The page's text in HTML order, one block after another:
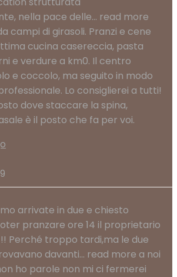
nella pace delle... read more
campi di girasoli. Pranzi e cene
cucina casereccia, pasta
e verdure a km0. Il centro
e coccolo, ma seguito in modo
Lo consiglierei a tutti!
dove staccare la spina,
è il posto che fa per voi.
arrivate in due e chiesto
pranzare ore 14 il proprietario
Perché troppo tardi,ma le due
davanti... read more a noi
ho parole non mi ci fermerei